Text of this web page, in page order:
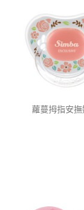
蘿蔓拇指安撫